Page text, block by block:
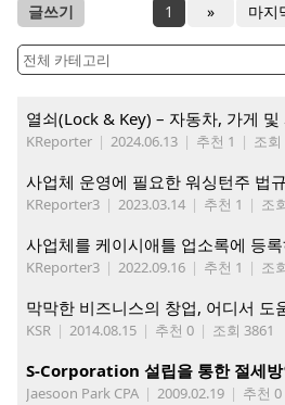
글쓰기 1 » 마지
열쇠(Lock & Key) – 자동차, 가게
KReporter | 2024.06.13 | 추천 1 | 조
사업체 운영에 필요한 워싱턴주 법
KReporter3 | 2023.03.14 | 추천 1 | 조
사업체를 케이시애틀 업소록에 등
KReporter3 | 2022.09.16 | 추천 1 | 조
막막한 비즈니스의 창업, 어디서 도
KSR | 2014.08.15 | 추천 0 | 조회 3861
S-Corporation 설립을 통한 절세
Jaesoon Park CPA | 2009.02.19 | 추천 0